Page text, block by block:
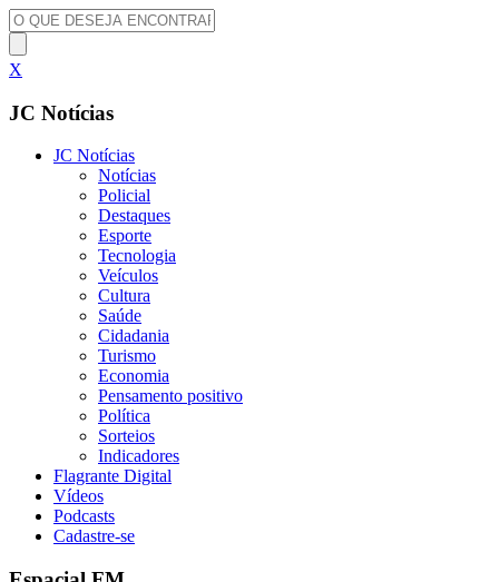
X
JC Notícias
JC Notícias
Notícias
Policial
Destaques
Esporte
Tecnologia
Veículos
Cultura
Saúde
Cidadania
Turismo
Economia
Pensamento positivo
Política
Sorteios
Indicadores
Flagrante Digital
Vídeos
Podcasts
Cadastre-se